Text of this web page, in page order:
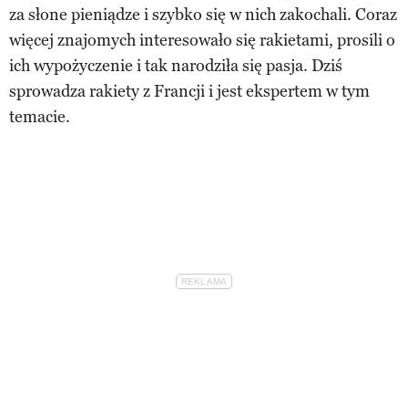
za słone pieniądze i szybko się w nich zakochali. Coraz
więcej znajomych interesowało się rakietami, prosili o
ich wypożyczenie i tak narodziła się pasja. Dziś
sprowadza rakiety z Francji i jest ekspertem w tym
temacie.